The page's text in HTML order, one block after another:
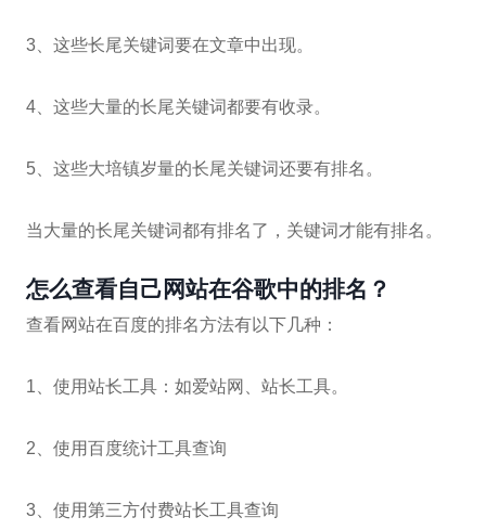
3、这些长尾关键词要在文章中出现。
4、这些大量的长尾关键词都要有收录。
5、这些大培镇岁量的长尾关键词还要有排名。
当大量的长尾关键词都有排名了，关键词才能有排名。
怎么查看自己网站在谷歌中的排名？
查看网站在百度的排名方法有以下几种：
1、使用站长工具：如爱站网、站长工具。
2、使用百度统计工具查询
3、使用第三方付费站长工具查询